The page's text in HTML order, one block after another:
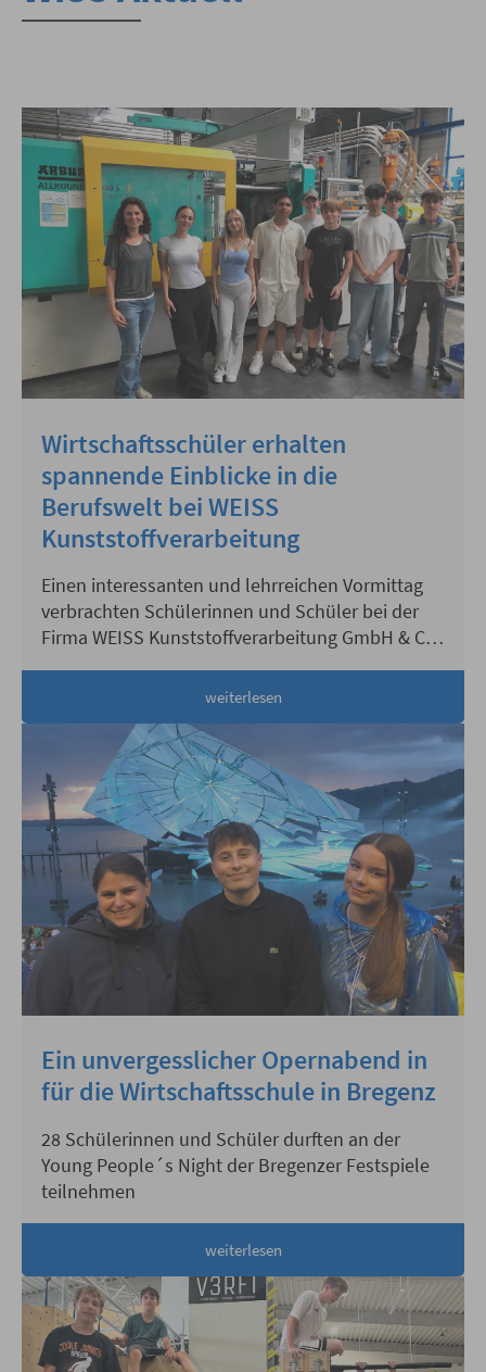
Wirtschaftsschüler erhalten
spannende Einblicke in die
Berufswelt bei WEISS
Kunststoffverarbeitung
Einen interessanten und lehrreichen Vormittag
verbrachten Schülerinnen und Schüler bei der
Firma WEISS Kunststoffverarbeitung GmbH & Co.
KG
weiterlesen
Ein unvergesslicher Opernabend in
für die Wirtschaftsschule in Bregenz
28 Schülerinnen und Schüler durften an der
Young People´s Night der Bregenzer Festspiele
teilnehmen
weiterlesen